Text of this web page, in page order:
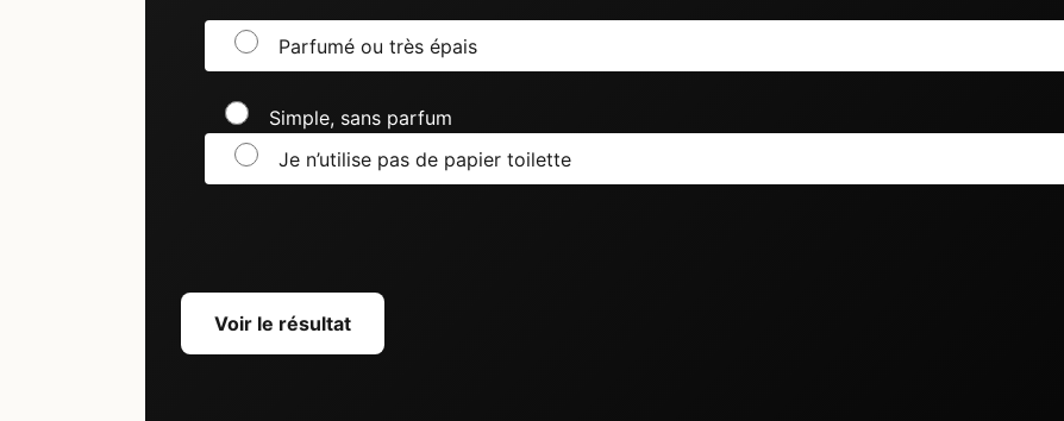
Parfumé ou très épais
Simple, sans parfum
Je n’utilise pas de papier toilette
Voir le résultat